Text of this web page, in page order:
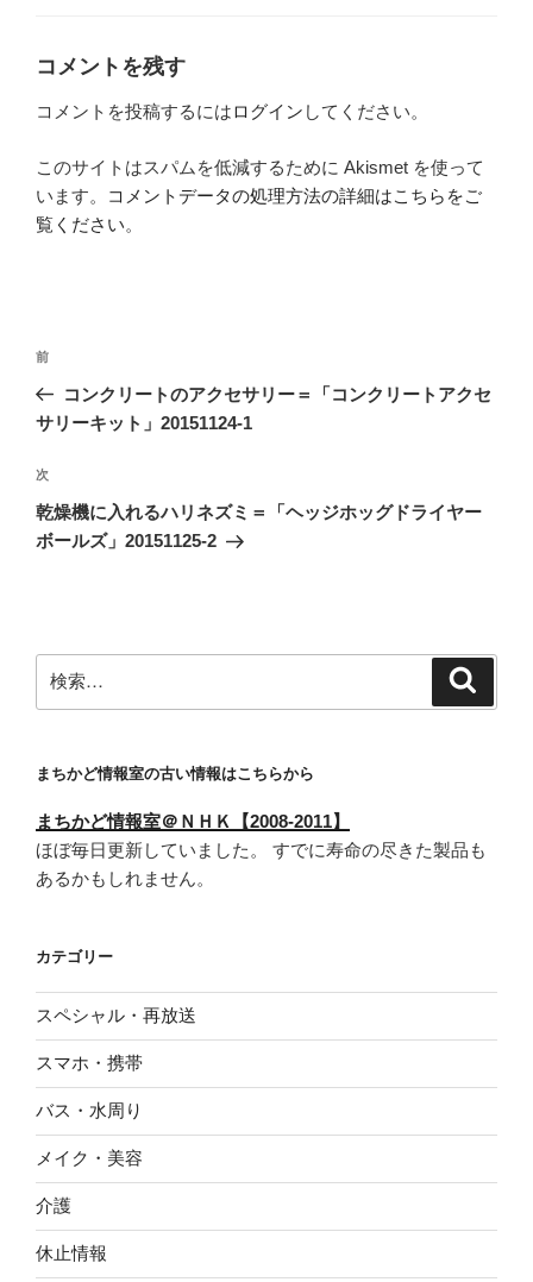
コメントを残す
コメントを投稿するにはログイン してください。
このサイトはスパムを低減するために Akismet を使って
います。
コメントデータの処理方法の詳細はこちらをご
覧ください。
投
ナ
ゲ
ー
シ
前
の
投
前
コンクリートのアクセサリー＝「コンクリートアクセ
サリーキット」20151124-1
次
の
投
次
乾燥機に入れるハリネズミ＝「ヘッジホッグドライヤー
ボールズ」20151125-2
索:
まちかど情報室の古い情報はこちらから
まちかど情報室＠ＮＨＫ【2008-2011】
ほぼ毎日更新していました。 すでに寿命の尽きた製品も
あるかもしれません。
カテゴリー
スペシャル・再放送
スマホ・携帯
バス・水周り
メイク・美容
介護
休止情報